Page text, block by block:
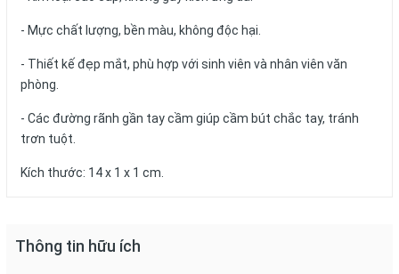
- Mực chất lượng, bền màu, không độc hại.
- Thiết kế đẹp mắt, phù hợp với sinh viên và nhân viên văn
phòng.
- Các đường rãnh gần tay cầm giúp cầm bút chắc tay, tránh
trơn tuột.
Kích thước: 14 x 1 x 1 cm.
Thông tin hữu ích